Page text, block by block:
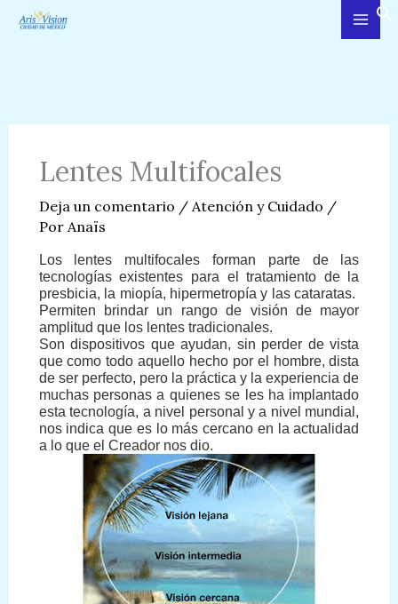
Lentes Multifocales
Deja un comentario / Atención y Cuidado /
Por Anaïs
Los lentes multifocales forman parte de las
tecnologías existentes para el tratamiento de la
presbicia, la miopía, hipermetropía y las cataratas.
Permiten brindar un rango de visión de mayor
amplitud que los lentes tradicionales.
Son dispositivos que ayudan, sin perder de vista
que como todo aquello hecho por el hombre, dista
de ser perfecto, pero la práctica y la experiencia de
muchas personas a quienes se les ha implantado
esta tecnología, a nivel personal y a nivel mundial,
nos indica que es lo más cercano en la actualidad
a lo que el Creador nos dio.